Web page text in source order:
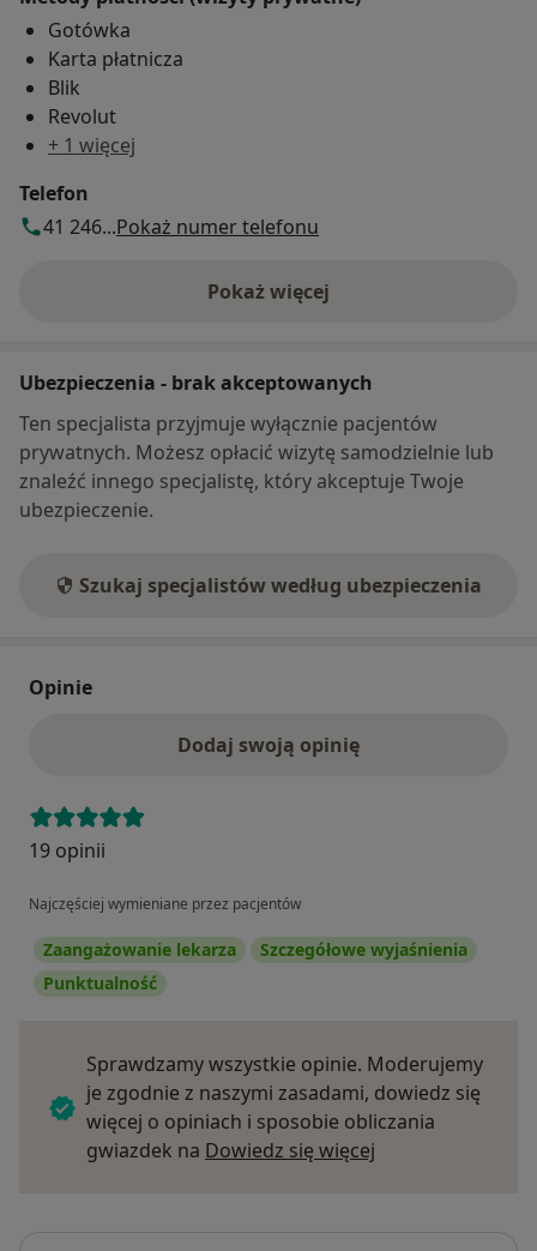
Gotówka
Karta płatnicza
Blik
Revolut
+ 1 więcej
Telefon
41 246...Pokaż numer telefonu
Pokaż więcej
o adresie
Ubezpieczenia - brak akceptowanych
Ten specjalista przyjmuje wyłącznie pacjentów
prywatnych. Możesz opłacić wizytę samodzielnie lub
znaleźć innego specjalistę, który akceptuje Twoje
ubezpieczenie.
Szukaj specjalistów według ubezpieczenia
Opinie
Dodaj swoją opinię
19 opinii
Najczęściej wymieniane przez pacjentów
Zaangażowanie lekarza
Szczegółowe wyjaśnienia
Punktualność
Sprawdzamy wszystkie opinie. Moderujemy
je zgodnie z naszymi zasadami, dowiedz się
więcej o opiniach i sposobie obliczania
gwiazdek na Dowiedz się więcej